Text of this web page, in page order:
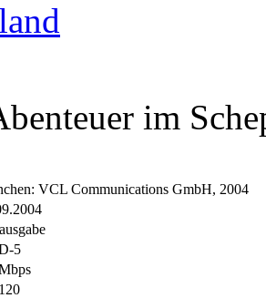
im
VCL Communications GmbH, 2004
5